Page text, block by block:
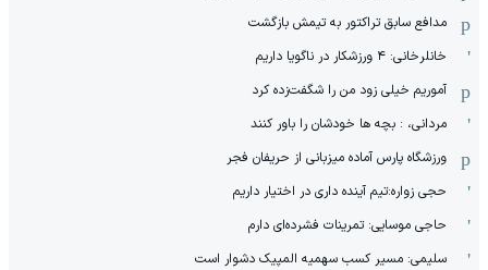
مدافع سابق تراکتور به تیمش بازگشت
خانلرخانی: ۴ ورزشکار در ناگویا داریم
آموریم خیلی زود من را شگفت‌زده کرد
مردانی، : بچه ها خودشان را باور کنند
ورزشگاه پارس آماده میزبانی از حریفان فجر
حجی زواره:تیم آینده داری در اختیار داریم
حاجی موسایی: تمرینات فشرده‌ای دارم
سلیمی: مسیر کسب سهمیه المپیک دشوار است